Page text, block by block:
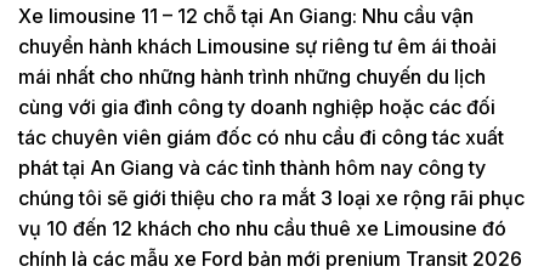
Xe limousine 11 – 12 chỗ tại An Giang: Nhu cầu vận
chuyển hành khách Limousine sự riêng tư êm ái thoải
mái nhất cho những hành trình những chuyến du lịch
cùng với gia đình công ty doanh nghiệp hoặc các đối
tác chuyên viên giám đốc có nhu cầu đi công tác xuất
phát tại An Giang và các tỉnh thành hôm nay công ty
chúng tôi sẽ giới thiệu cho ra mắt 3 loại xe rộng rãi phục
vụ 10 đến 12 khách cho nhu cầu thuê xe Limousine đó
chính là các mẫu xe Ford bản mới prenium Transit 2026